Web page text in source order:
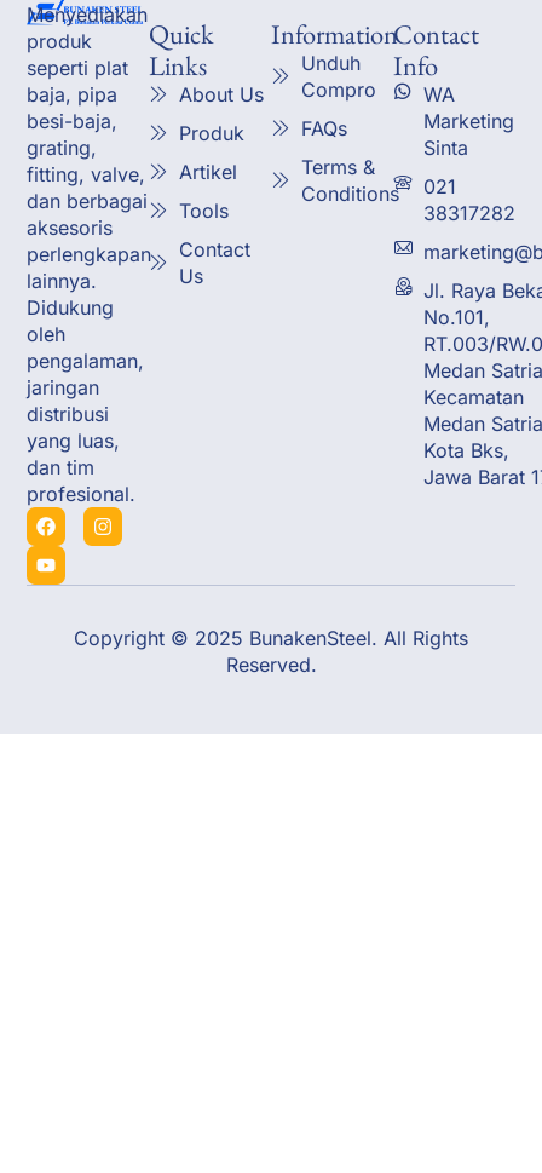
Menyediakan
produk
seperti plat
baja, pipa
besi-baja,
grating,
fitting, valve,
dan berbagai
aksesoris
perlengkapan
lainnya.
Didukung
oleh
pengalaman,
jaringan
distribusi
yang luas,
dan tim
profesional.
Quick
Links
About Us
Produk
Artikel
Tools
Contact
Us
Information
Unduh
Compro
FAQs
Terms &
Conditions
Contact
Info
WA
Marketing
Sinta
021
38317282
Jl. Raya
No.101,
RT.003/
Medan
Kecamatan
Medan
Kota Bks,
Jawa Barat
Copyright © 2025 BunakenSteel. All Rights
Reserved.